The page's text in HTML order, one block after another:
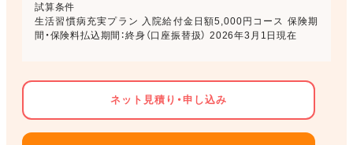
試算条件
生活習慣病充実プラン 入院給付金日額5,000円コース 保険期
間・保険料払込期間：終身（口座振替扱） 2026年3月1日現在
ネット見積り・申し込み